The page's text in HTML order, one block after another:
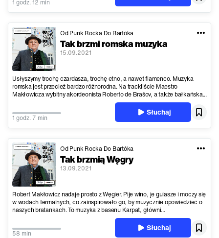
1 godz. 12 min
Od Punk Rocka Do Bartóka
Tak brzmi romska muzyka
15.09.2021
Usłyszymy trochę czardasza, trochę etno, a nawet flamenco. Muzyka
romska jest przecież bardzo różnorodna. Na trackliście Maestro
Makłowicza wybitny akordeonista Roberto de Brašov, a także bałkańska...
1 godz. 7 min
Słuchaj
Od Punk Rocka Do Bartóka
Tak brzmią Węgry
13.09.2021
Robert Makłowicz nadaje prosto z Węgier. Pije wino, je gulasze i moczy się
w wodach termalnych, co zainspirowało go, by muzycznie opowiedzieć o
naszych bratankach. To muzyka z basenu Karpat, główni...
58 min
Słuchaj